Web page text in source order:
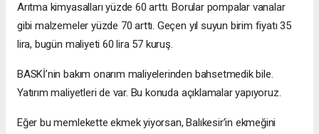
Arıtma kimyasalları yüzde 60 arttı. Borular pompalar vanalar
gibi malzemeler yüzde 70 arttı. Geçen yıl suyun birim fiyatı 35
lira, bugün maliyeti 60 lira 57 kuruş.
BASKİ’nin bakım onarım maliyelerinden bahsetmedik bile.
Yatırım maliyetleri de var. Bu konuda açıklamalar yapıyoruz.
Eğer bu memlekette ekmek yiyorsan, Balıkesir’in ekmeğini